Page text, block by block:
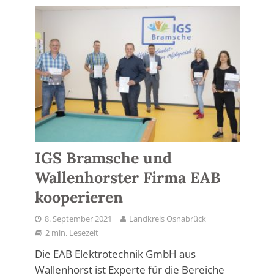
IGS Bramsche und
Wallenhorster Firma EAB
kooperieren
8. September 2021
Landkreis Osnabrück
2 min. Lesezeit
Die EAB Elektrotechnik GmbH aus
Wallenhorst ist Experte für die Bereiche